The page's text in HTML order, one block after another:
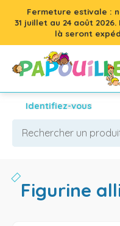
Fermeture estivale :
31 juillet au 24 août 2026.
là seront
Identifiez-vous
figurine